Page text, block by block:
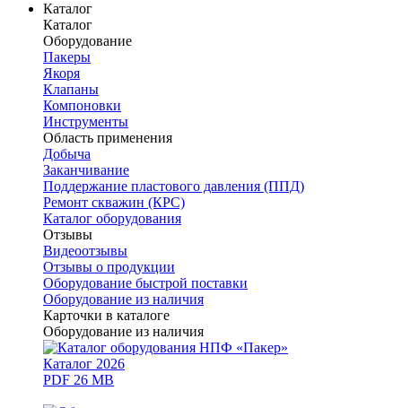
Каталог
Каталог
Оборудование
Пакеры
Якоря
Клапаны
Компоновки
Инструменты
Область применения
Добыча
Заканчивание
Поддержание пластового давления (ППД)
Ремонт скважин (КРС)
Каталог оборудования
Отзывы
Видеоотзывы
Отзывы о продукции
Оборудование быстрой поставки
Оборудование из наличия
Карточки в каталоге
Оборудование из наличия
Каталог 2026
PDF 26 MB